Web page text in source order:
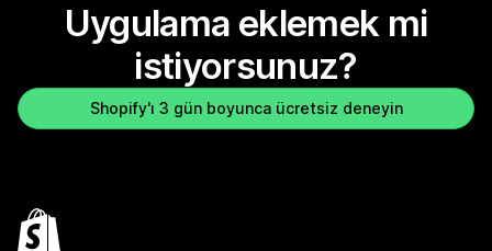
Uygulama eklemek mi
istiyorsunuz?
Shopify'ı 3 gün boyunca ücretsiz deneyin